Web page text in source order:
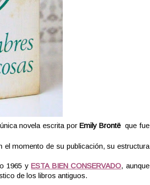
novela escrita porEmily Brontëque fue
el momento de su publicación, su estructura
1965 y ESTA BIEN CONSERVADO, aunque
de los libros antiguos.